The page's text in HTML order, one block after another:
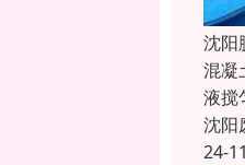
沈阳
混凝
液搅
沈阳
24-